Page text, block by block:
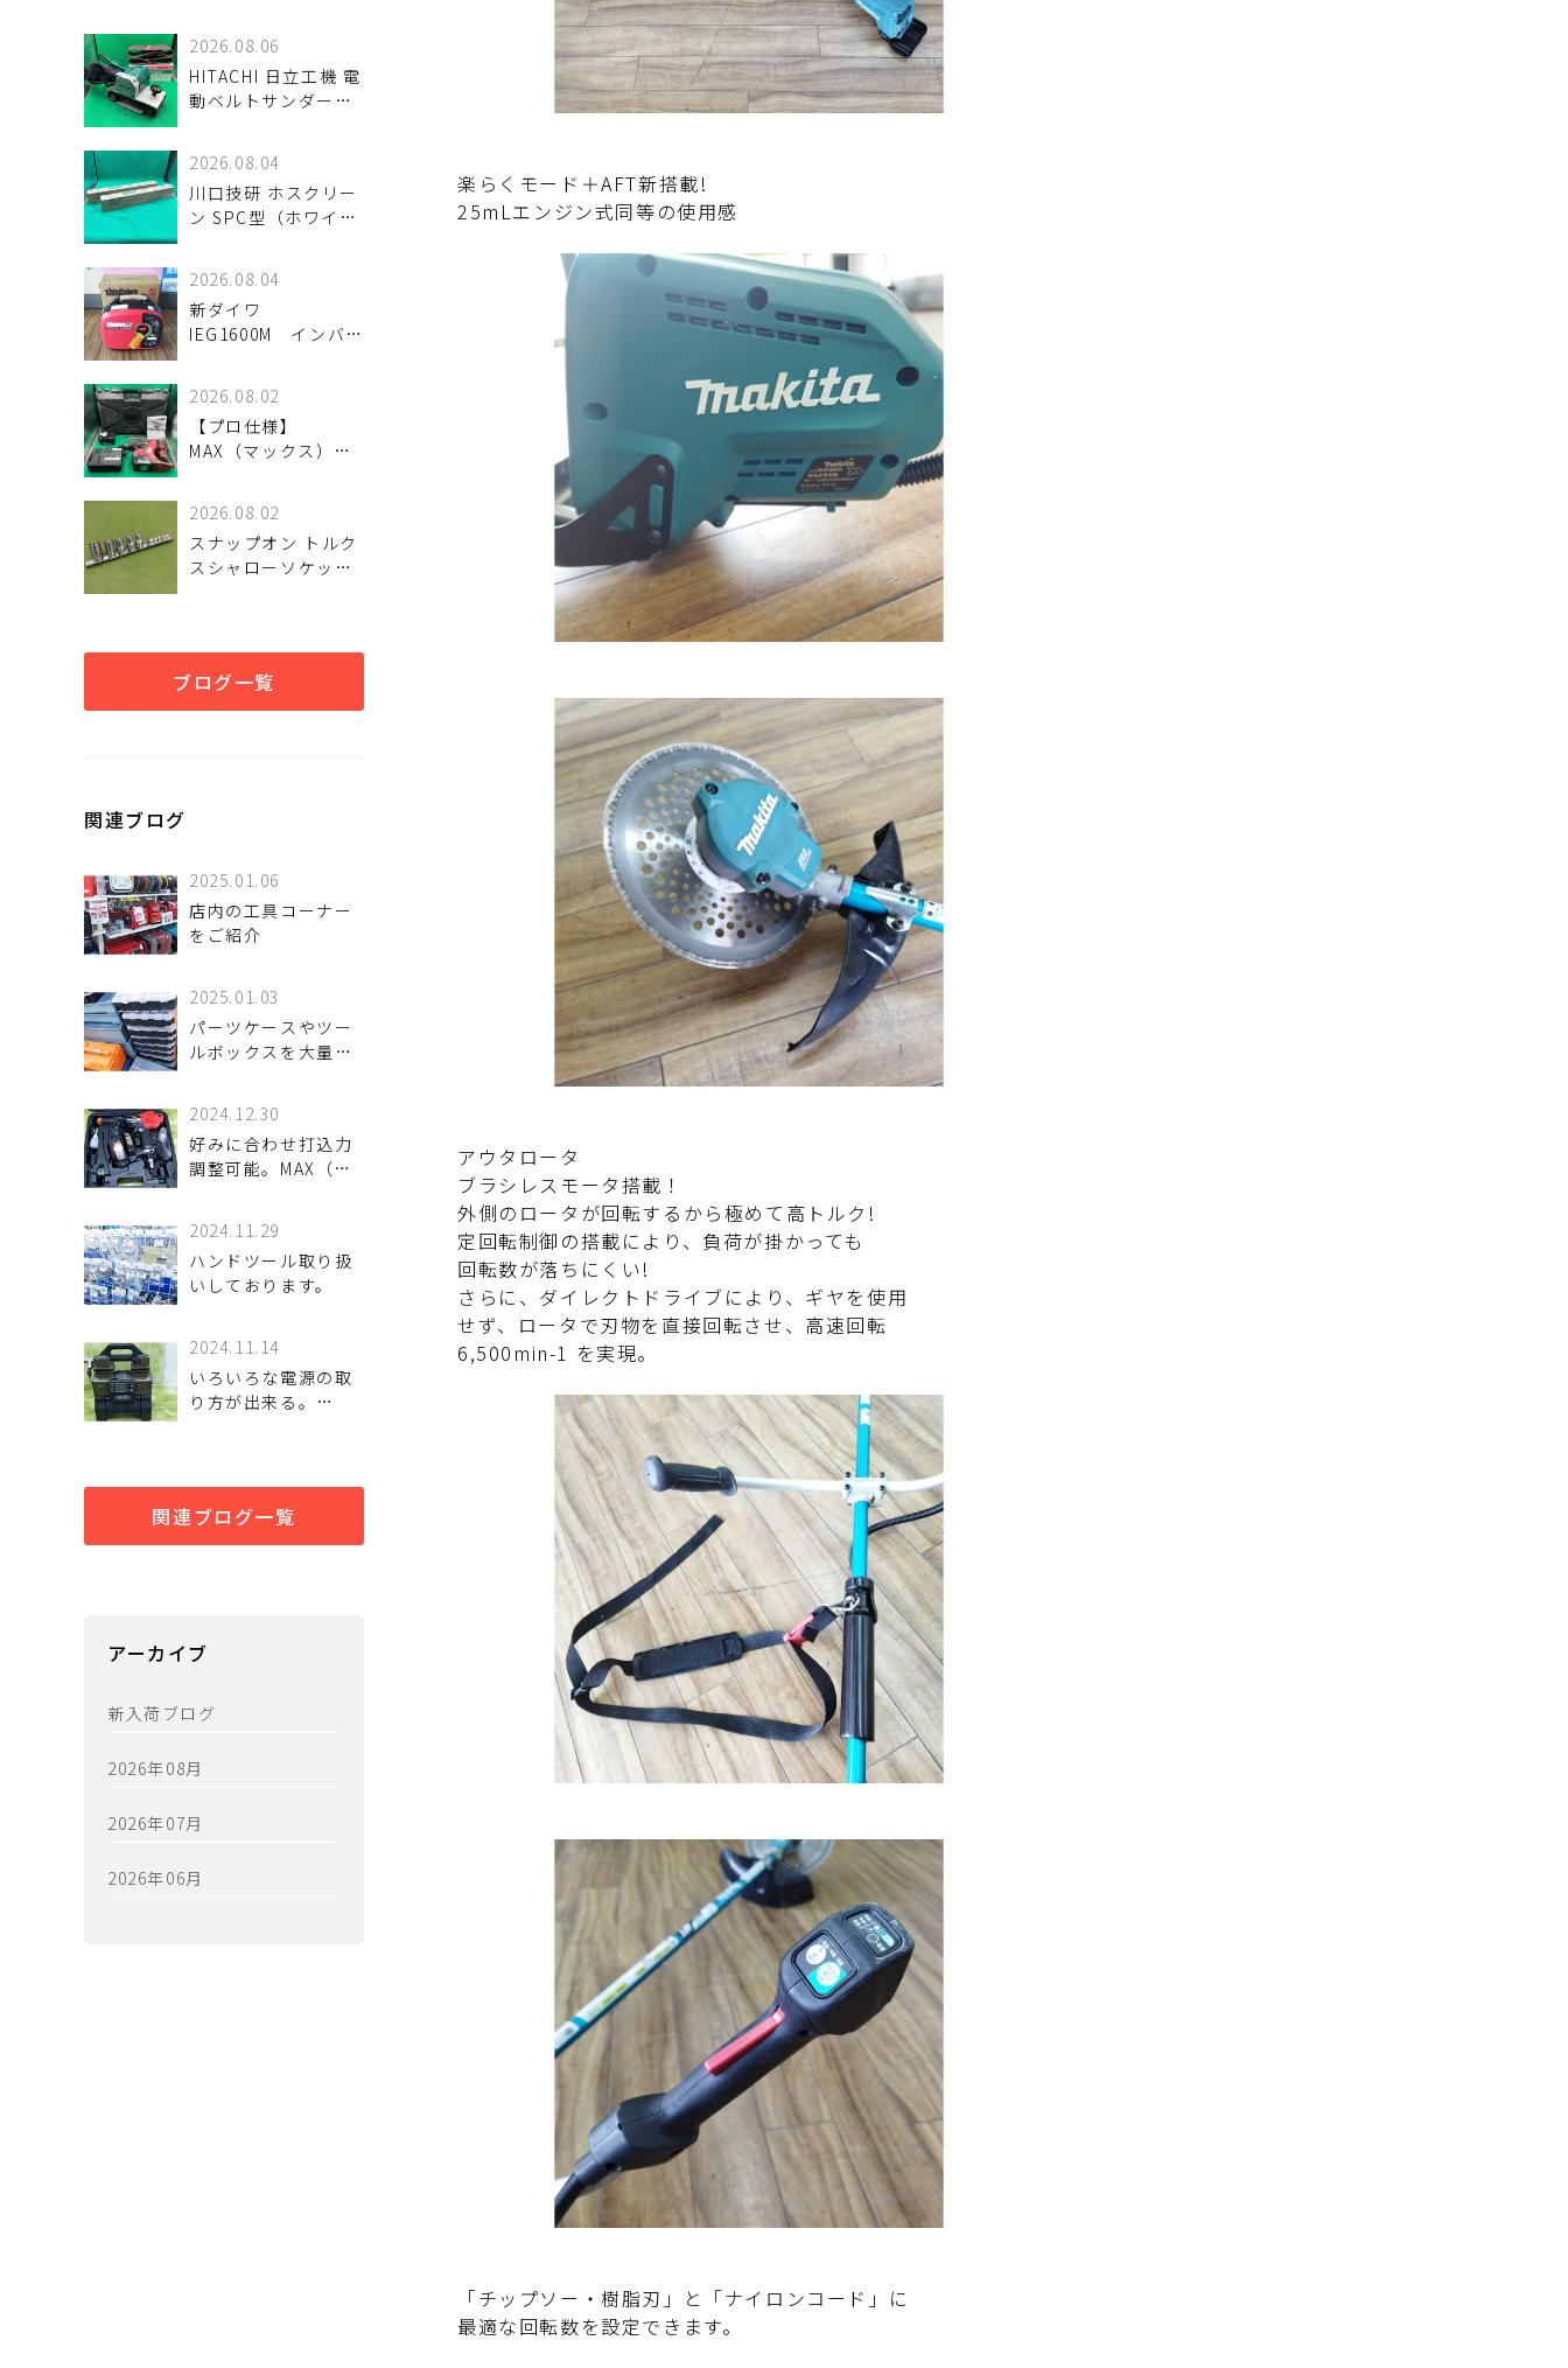
2026.08.06
HITACHI 日立工機 電
動ベルトサンダー
2026.08.04
川口技研 ホスクリー
ン SPC型（ホワイ
2026.08.04
新ダイワ
IEG1600M インバー
2026.08.02
【プロ仕様】
MAX（マックス）
R266」が入荷。優れ
た穿孔スピードとタ
フなスタミナを検証
2026.08.02
スナップオン トルク
スシャローソケット5
ブログ一覧
関連ブログ
2025.01.06
店内の工具コーナー
をご紹介
2025.01.03
パーツケースやツー
ルボックスを大量買
2024.12.30
好みに合わせ打込力
調整可能。MAX（マ
きました。
2024.11.29
ハンドツール取り扱
いしております。
2024.11.14
いろいろな電源の取
り方が出来る。
関連ブログ一覧
アーカイブ
新入荷ブログ
2026年08月
2026年07月
2026年06月
楽らくモード＋AFT新搭載!
25mLエンジン式同等の使用感
アウタロータ
ブラシレスモータ搭載！
外側のロータが回転するから極めて高トルク!
定回転制御の搭載により、負荷が掛かっても
回転数が落ちにくい!
さらに、ダイレクトドライブにより、ギヤを使用
せず、ロータで刃物を直接回転させ、高速回転
6,500min-1 を実現。
「チップソー・樹脂刃」と「ナイロンコード」に
最適な回転数を設定できます。